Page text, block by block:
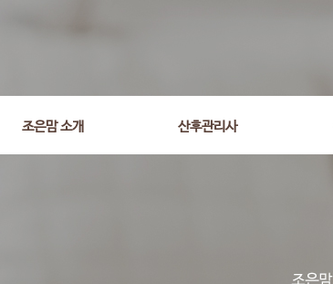
조은맘 소개 산후관리사